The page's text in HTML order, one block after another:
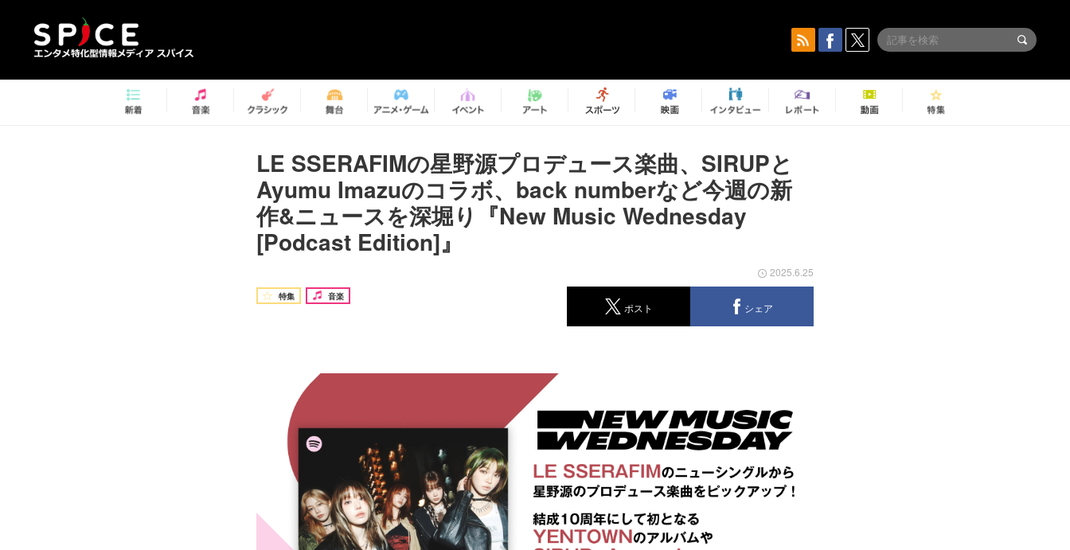
LE SSERAFIMの星野源プロデュース楽曲、SIRUPと
Ayumu Imazuのコラボ、back numberなど今週の新
作&ニュースを深堀り『New Music Wednesday
[Podcast Edition]』
特集 音楽
2025.6.25
ポスト シェア